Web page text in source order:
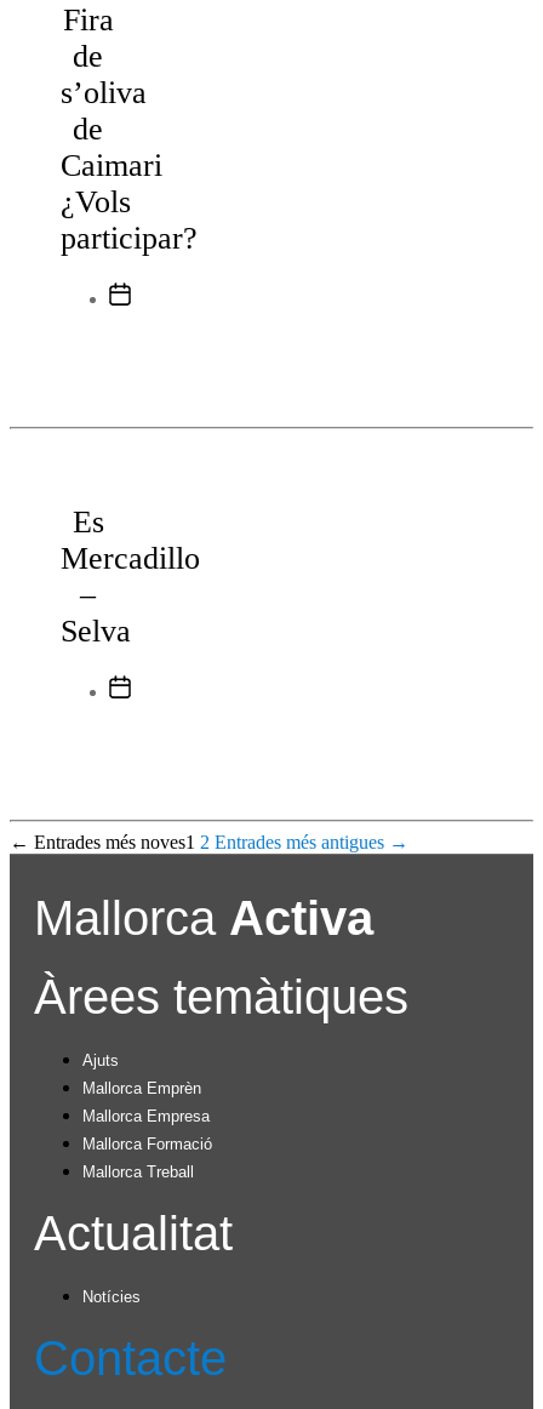
Fira
de
s’oliva
de
Caimari
¿Vols
participar?
Data
Es
Mercadillo
–
Selva
Data
Paginació
les
← Entrades més noves1 2 Entrades més antigues →
Mallorca Activa
Àrees temàtiques
Ajuts
Mallorca Emprèn
Mallorca Empresa
Mallorca Formació
Mallorca Treball
Actualitat
Notícies
Contacte